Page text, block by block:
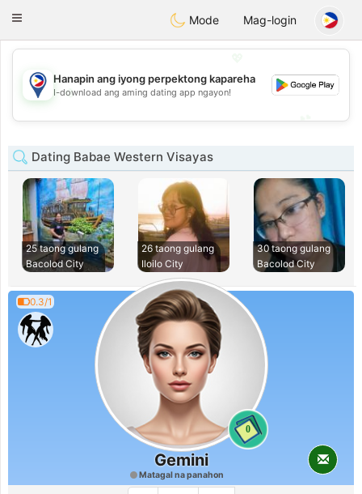
PhilippinesChat
Toggle
Mode Mag-login
💖
💕
Hanapin ang iyong perpektong kapareha
I-download ang aming dating app ngayon!
Dating Babae Western Visayas
25 taong gulang
Bacolod City
26 taong gulang
Iloilo City
30 taong gulang
Bacolod City
0.3/1
0
Gemini
Matagal na panahon